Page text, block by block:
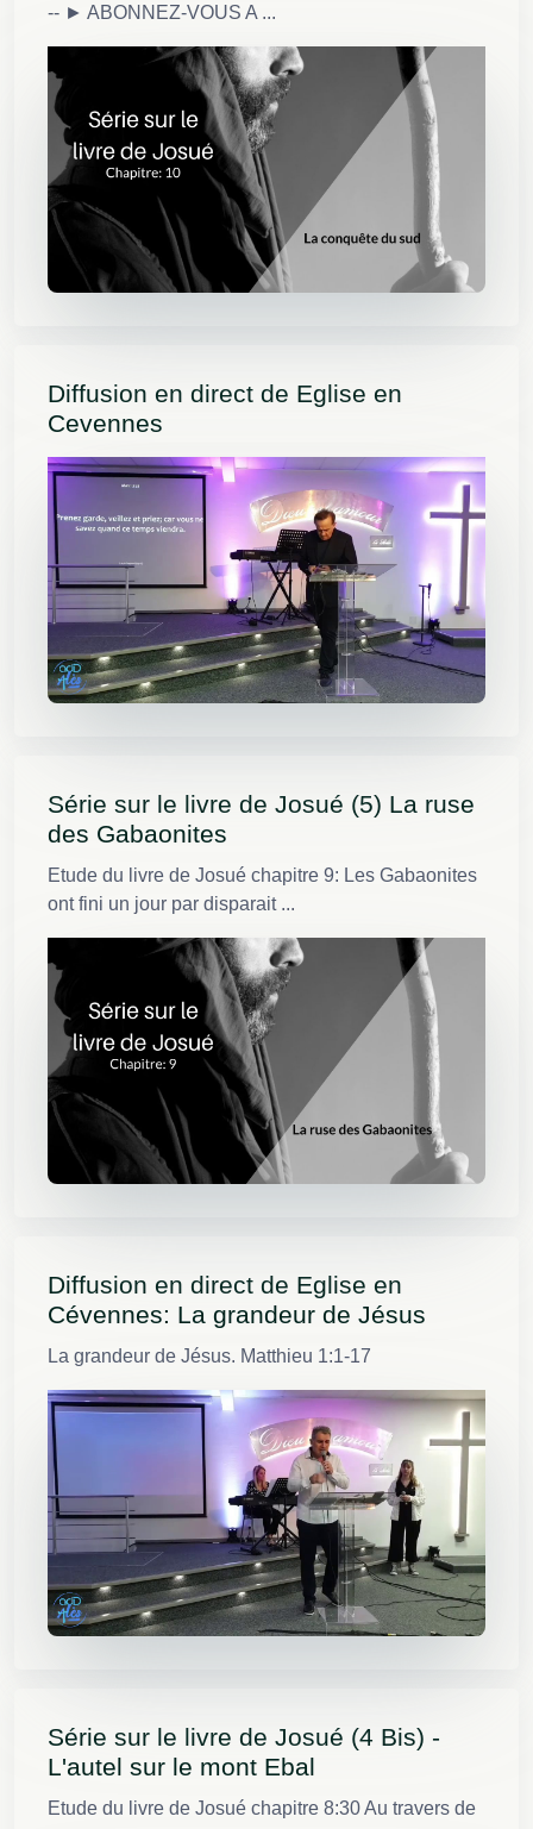
-- ► ABONNEZ-VOUS A ...
Diffusion en direct de Eglise en
Cevennes
Série sur le livre de Josué (5) La ruse
des Gabaonites
Etude du livre de Josué chapitre 9: Les Gabaonites
ont fini un jour par disparait ...
Diffusion en direct de Eglise en
Cévennes: La grandeur de Jésus
La grandeur de Jésus. Matthieu 1:1-17
Série sur le livre de Josué (4 Bis) -
L'autel sur le mont Ebal
Etude du livre de Josué chapitre 8:30 Au travers de